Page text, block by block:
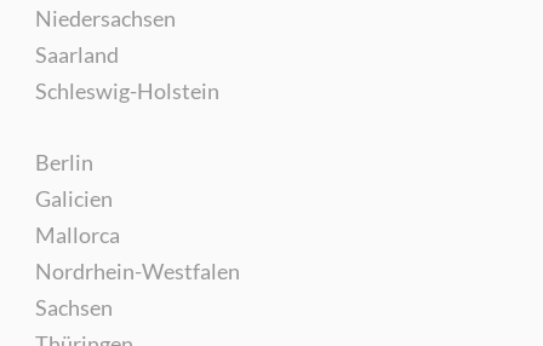
Niedersachsen
Saarland
Schleswig-Holstein
Berlin
Galicien
Mallorca
Nordrhein-Westfalen
Sachsen